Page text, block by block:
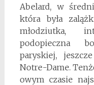
Abelard, w
która była
młodziutka,
podopieczna
paryskiej,
Notre-Dame.
owym czasie